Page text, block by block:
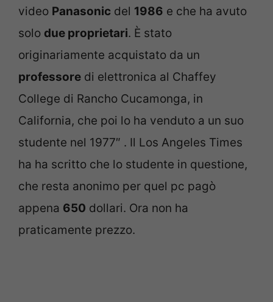
video Panasonic del 1986 e che ha avuto
solo due proprietari. È stato
originariamente acquistato da un
professore di elettronica al Chaffey
College di Rancho Cucamonga, in
California, che poi lo ha venduto a un suo
studente nel 1977″ . Il Los Angeles Times
ha ha scritto che lo studente in questione,
che resta anonimo per quel pc pagò
appena 650 dollari. Ora non ha
praticamente prezzo.